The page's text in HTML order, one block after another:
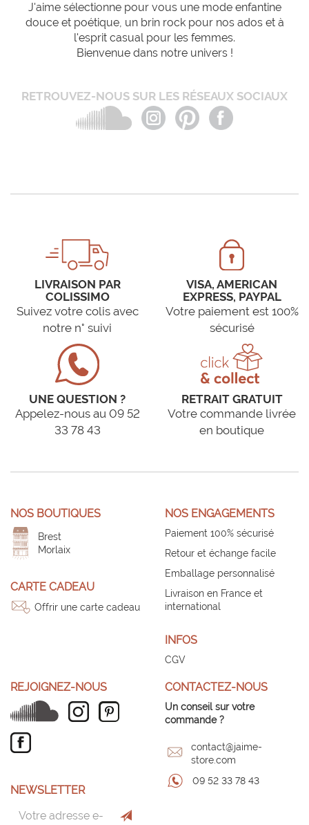
J'aime sélectionne pour vous une mode enfantine
douce et poétique, un brin rock pour nos ados et à
l'esprit casual pour les femmes.
Bienvenue dans notre univers !
RETROUVEZ-NOUS SUR LES RÉSEAUX SOCIAUX
LIVRAISON PAR
COLISSIMO
Suivez votre colis avec
notre n° suivi
VISA, AMERICAN
EXPRESS, PAYPAL
Votre paiement est 100%
sécurisé
UNE QUESTION ?
Appelez-nous au 09 52
33 78 43
RETRAIT GRATUIT
Votre commande livrée
en boutique
NOS BOUTIQUES
Brest
Morlaix
CARTE CADEAU
Offrir une carte cadeau
NOS ENGAGEMENTS
Paiement 100% sécurisé
Retour et échange facile
Emballage personnalisé
Livraison en France et
international
INFOS
CGV
REJOIGNEZ-NOUS
NEWSLETTER
CONTACTEZ-NOUS
Un conseil sur votre
commande ?
contact@jaime-
store.com
09 52 33 78 43